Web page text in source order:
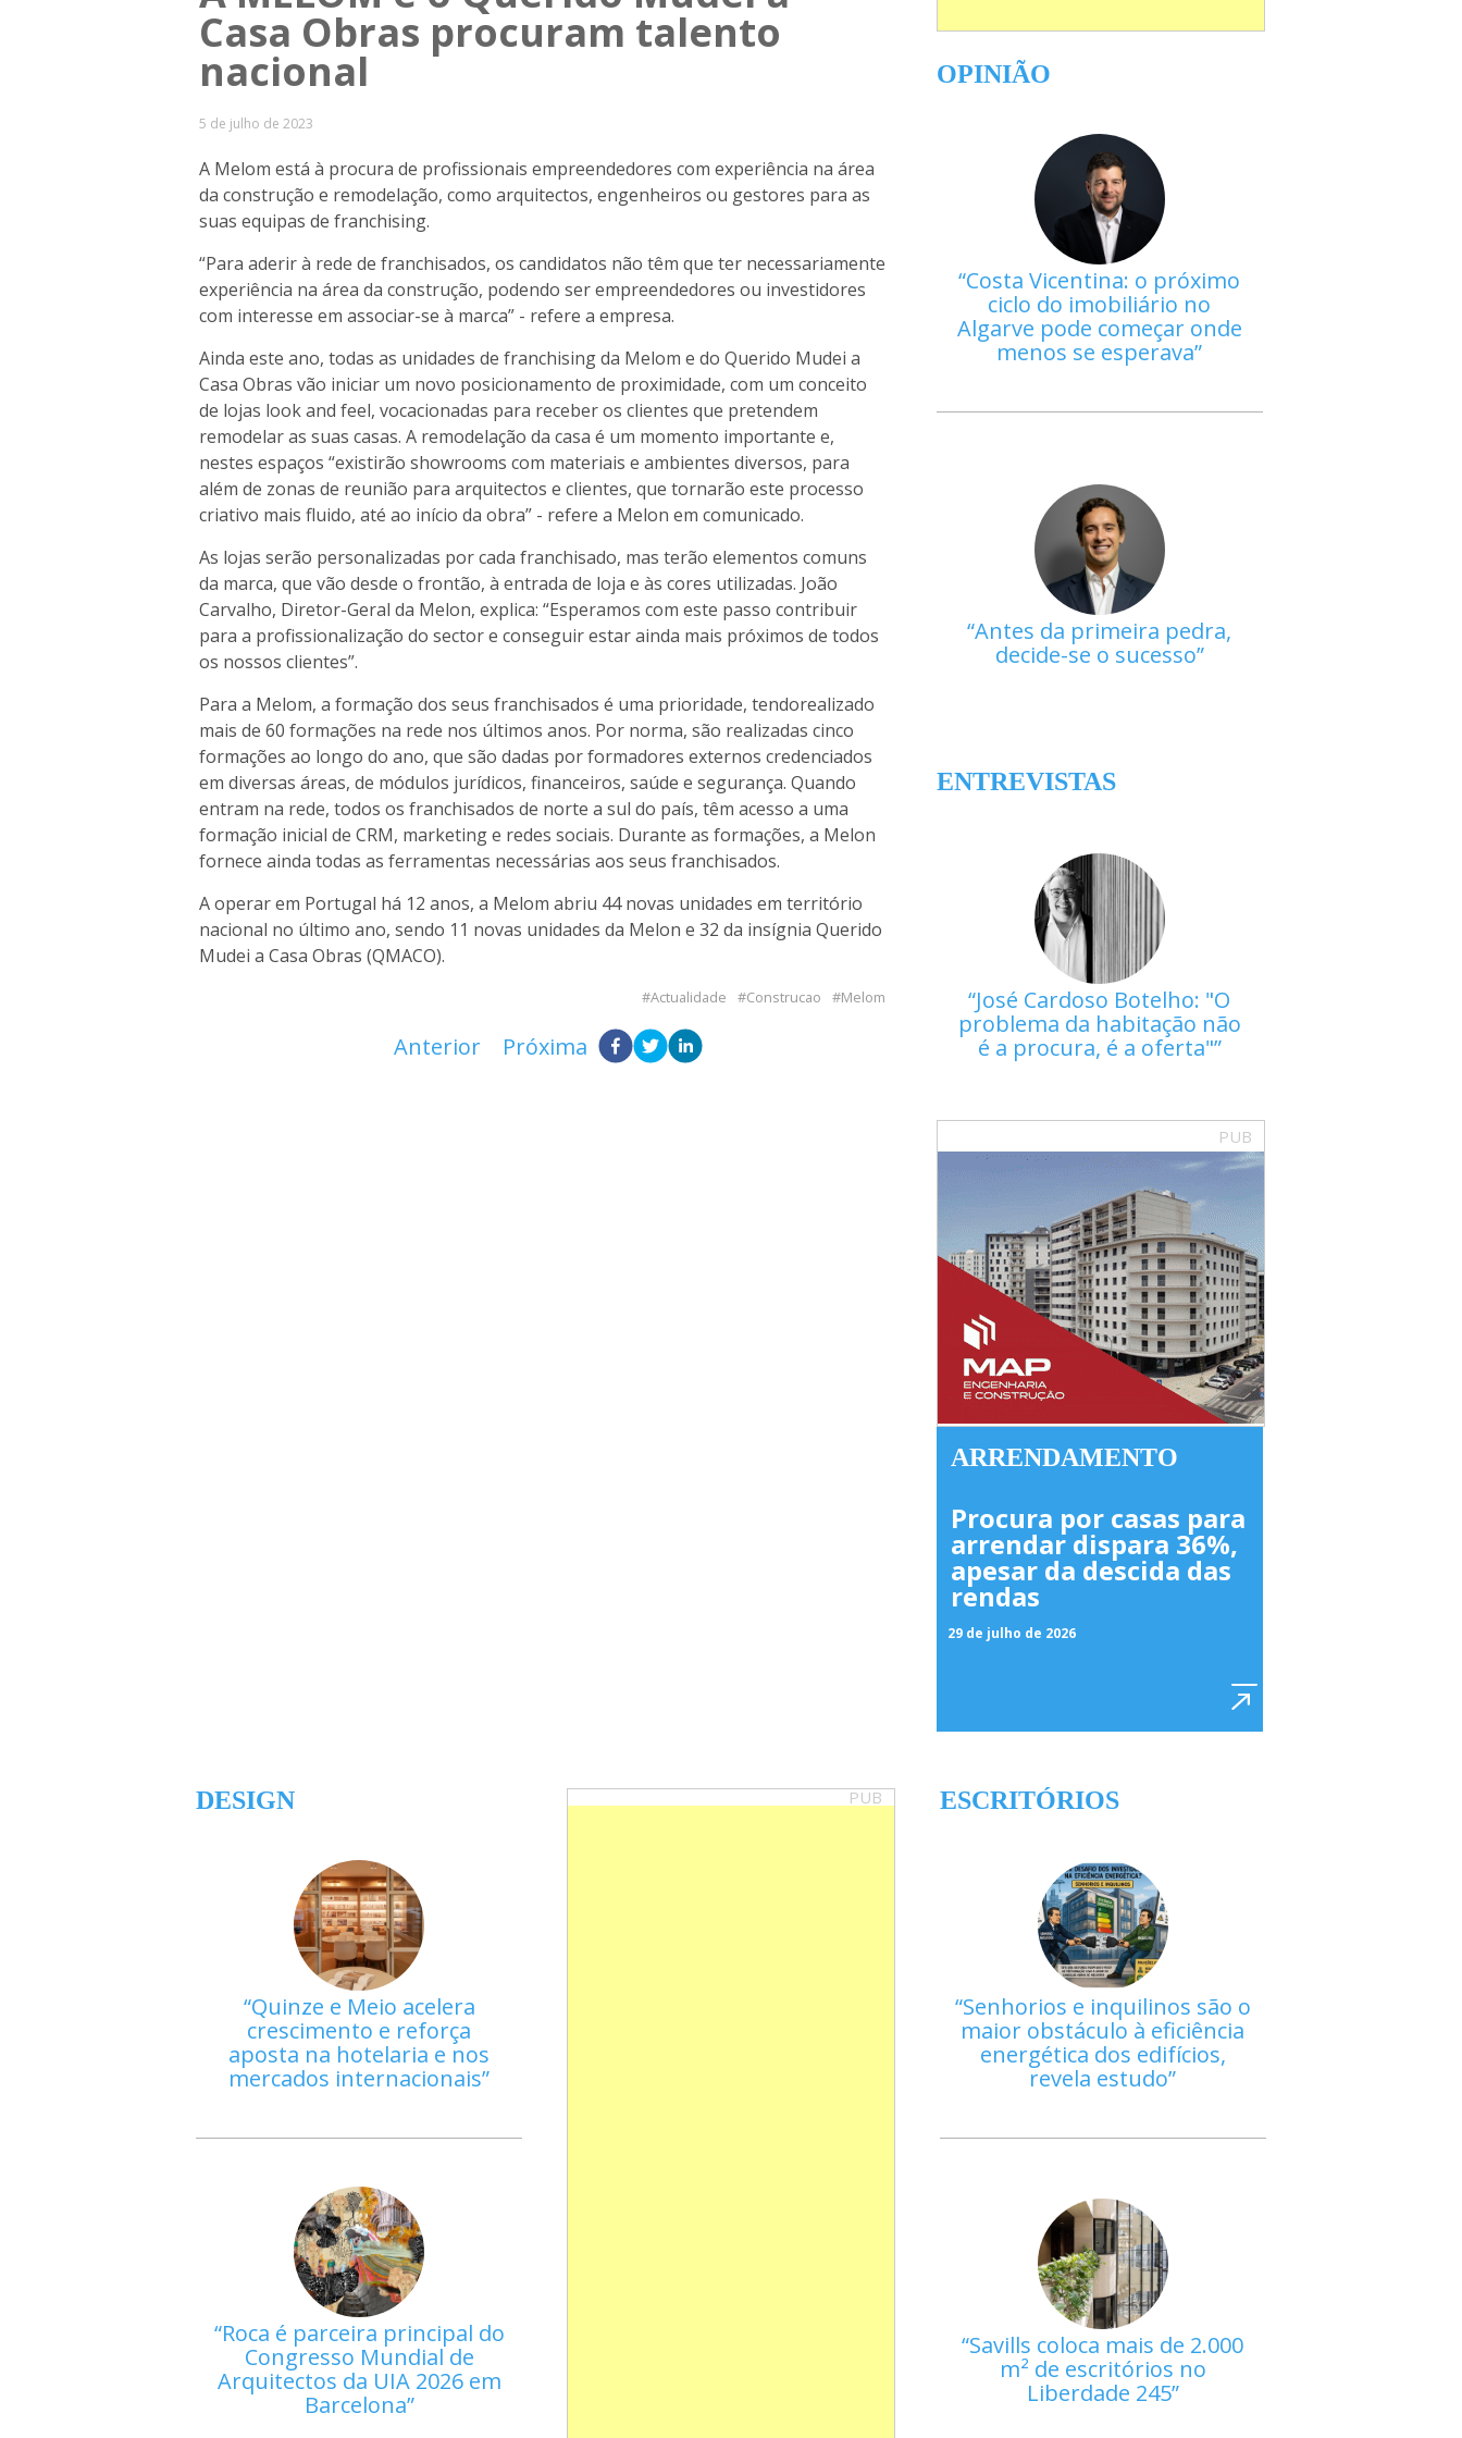
Casa Obras procuram talento
nacional
5 de julho de 2023
A Melom está à procura de profissionais empreendedores com experiência na área
da construção e remodelação, como arquitectos, engenheiros ou gestores para as
suas equipas de franchising.
“Para aderir à rede de franchisados, os candidatos não têm que ter necessariamente
experiência na área da construção, podendo ser empreendedores ou investidores
com interesse em associar-se à marca” - refere a empresa.
Ainda este ano, todas as unidades de franchising da Melom e do Querido Mudei a
Casa Obras vão iniciar um novo posicionamento de proximidade, com um conceito
de lojas look and feel, vocacionadas para receber os clientes que pretendem
remodelar as suas casas. A remodelação da casa é um momento importante e,
nestes espaços “existirão showrooms com materiais e ambientes diversos, para
além de zonas de reunião para arquitectos e clientes, que tornarão este processo
criativo mais fluido, até ao início da obra” - refere a Melon em comunicado.
As lojas serão personalizadas por cada franchisado, mas terão elementos comuns
da marca, que vão desde o frontão, à entrada de loja e às cores utilizadas. João
Carvalho, Diretor-Geral da Melon, explica: “Esperamos com este passo contribuir
para a profissionalização do sector e conseguir estar ainda mais próximos de todos
os nossos clientes”.
Para a Melom, a formação dos seus franchisados é uma prioridade, tendorealizado
mais de 60 formações na rede nos últimos anos. Por norma, são realizadas cinco
formações ao longo do ano, que são dadas por formadores externos credenciados
em diversas áreas, de módulos jurídicos, financeiros, saúde e segurança. Quando
entram na rede, todos os franchisados de norte a sul do país, têm acesso a uma
formação inicial de CRM, marketing e redes sociais. Durante as formações, a Melon
fornece ainda todas as ferramentas necessárias aos seus franchisados.
A operar em Portugal há 12 anos, a Melom abriu 44 novas unidades em território
nacional no último ano, sendo 11 novas unidades da Melon e 32 da insígnia Querido
Mudei a Casa Obras (QMACO).
Actualidade Construcao Melom
Anterior Próxima
OPINIÃO
Costa Vicentina: o próximo
ciclo do imobiliário no
Algarve pode começar onde
menos se esperava
Antes da primeira pedra,
decide-se o sucesso
ENTREVISTAS
José Cardoso Botelho: "O
problema da habitação não
é a procura, é a oferta"
PUB
ARRENDAMENTO
Procura por casas para
arrendar dispara 36%,
apesar da descida das
rendas
29 de julho de 2026
DESIGN
Quinze e Meio acelera
crescimento e reforça
aposta na hotelaria e nos
mercados internacionais
Roca é parceira principal do
Congresso Mundial de
Arquitectos da UIA 2026 em
Barcelona
PUB ESCRITÓRIOS
Senhorios e inquilinos são o
maior obstáculo à eficiência
energética dos edifícios,
revela estudo
Savills coloca mais de 2.000
m² de escritórios no
Liberdade 245